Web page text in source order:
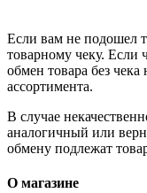
Если вам не подошел
товарному чеку. Если
обмен товара без
ассортимента.
В случае
аналогичный или
обмену подлежат
О магазине